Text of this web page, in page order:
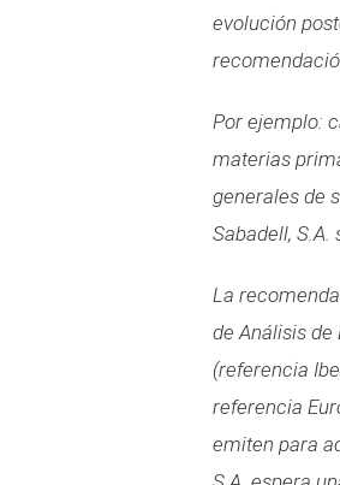
evolución
Por ejemplo:
materias
generales de
Sabadell,
La
de Análisis de
(referencia
referencia
emiten para